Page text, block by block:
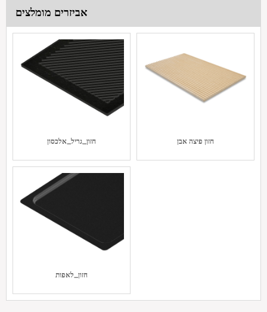
אביזרים מומלצים
חזון_גריל_אלכסון חזון פיצה אבן
חזון_לאפות